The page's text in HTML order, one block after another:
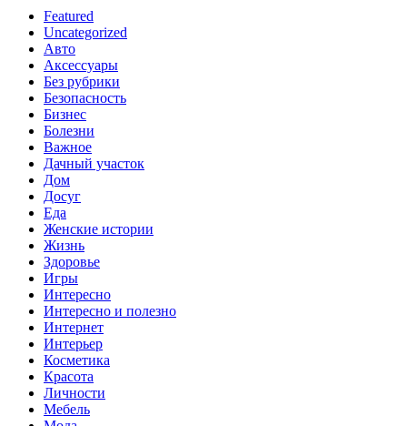
Featured
Uncategorized
Авто
Аксессуары
Без рубрики
Безопасность
Бизнес
Болезни
Важное
Дачный участок
Дом
Досуг
Еда
Женские истории
Жизнь
Здоровье
Игры
Интересно
Интересно и полезно
Интернет
Интерьер
Косметика
Красота
Личности
Мебель